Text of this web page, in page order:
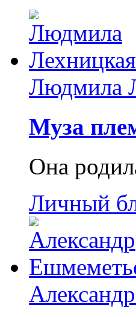
Людмила
Муза
Она
Личный